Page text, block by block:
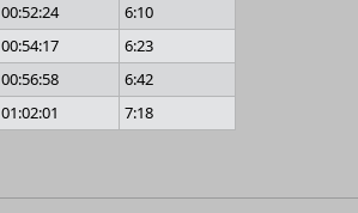
00:52:24
6:10
00:54:17
6:23
00:56:58
6:42
01:02:01 7:18